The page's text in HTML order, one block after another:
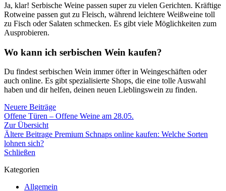
Ja, klar! Serbische Weine passen super zu vielen Gerichten. Kräftige
Rotweine passen gut zu Fleisch, während leichtere Weißweine toll
zu Fisch oder Salaten schmecken. Es gibt viele Möglichkeiten zum
Ausprobieren.
Wo kann ich serbischen Wein kaufen?
Du findest serbischen Wein immer öfter in Weingeschäften oder
auch online. Es gibt spezialisierte Shops, die eine tolle Auswahl
haben und dir helfen, deinen neuen Lieblingswein zu finden.
Neuere Beiträge
Offene Türen – Offene Weine am 28.05.
Zur Übersicht
Ältere Beitrage Premium Schnaps online kaufen: Welche Sorten
lohnen sich?
Schließen
Kategorien
Allgemein